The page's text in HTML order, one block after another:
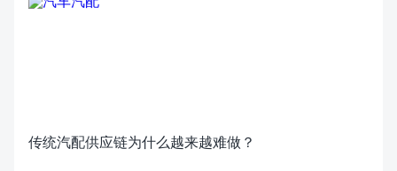
传统汽配供应链为什么越来越难做？